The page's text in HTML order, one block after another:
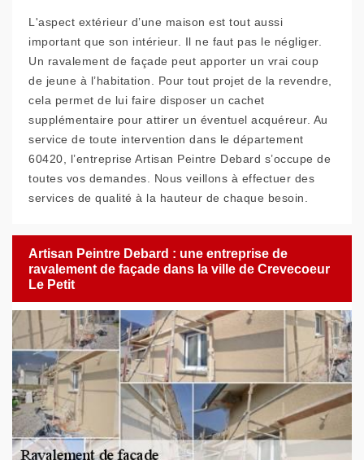
L'aspect extérieur d’une maison est tout aussi
important que son intérieur. Il ne faut pas le négliger.
Un ravalement de façade peut apporter un vrai coup
de jeune à l’habitation. Pour tout projet de la revendre,
cela permet de lui faire disposer un cachet
supplémentaire pour attirer un éventuel acquéreur. Au
service de toute intervention dans le département
60420, l’entreprise Artisan Peintre Debard s’occupe de
toutes vos demandes. Nous veillons à effectuer des
services de qualité à la hauteur de chaque besoin.
Artisan Peintre Debard : une entreprise de
ravalement de façade dans la ville de Crevecoeur
Le Petit